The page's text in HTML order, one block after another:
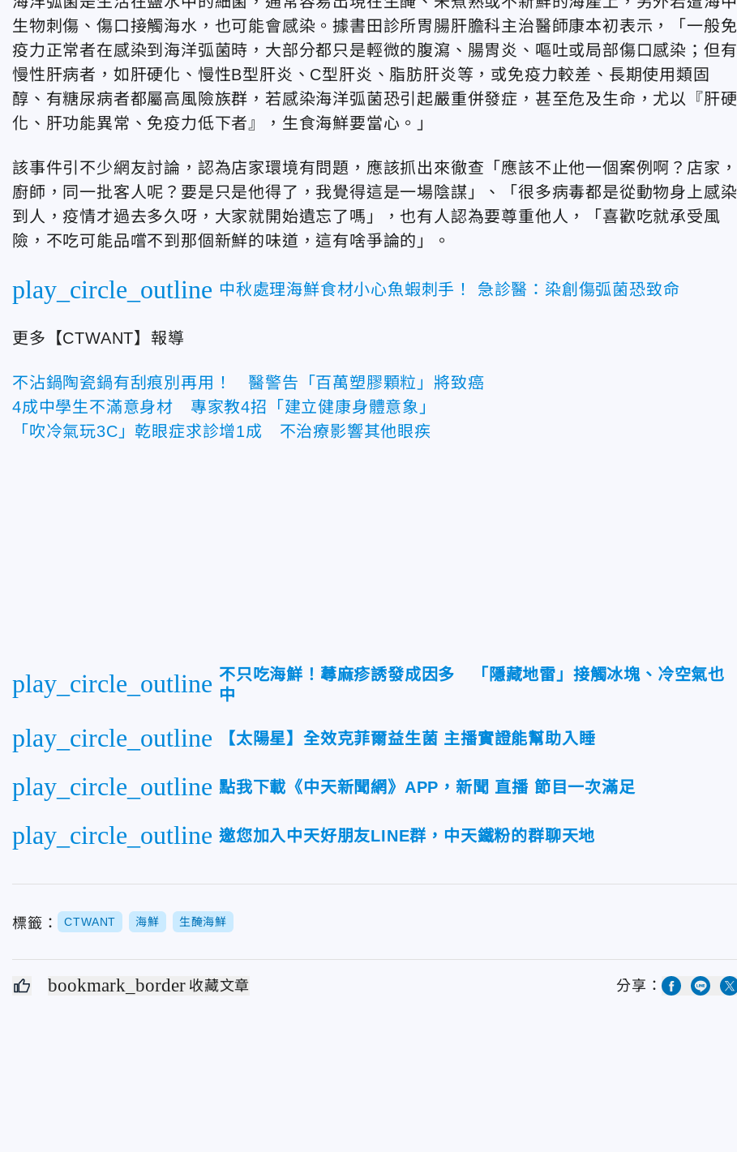
生物刺傷、傷口接觸海水，也可能會感染。據書田診所胃腸肝膽科主治醫師康本初表示，「一般免
疫力正常者在感染到海洋弧菌時，大部分都只是輕微的腹瀉、腸胃炎、嘔吐或局部傷口感染；但有
慢性肝病者，如肝硬化、慢性B型肝炎、C型肝炎、脂肪肝炎等，或免疫力較差、長期使用類固
醇、有糖尿病者都屬高風險族群，若感染海洋弧菌恐引起嚴重併發症，甚至危及生命，尤以『肝硬
化、肝功能異常、免疫力低下者』，生食海鮮要當心。」
該事件引不少網友討論，認為店家環境有問題，應該抓出來徹查「應該不止他一個案例啊？店家，
廚師，同一批客人呢？要是只是他得了，我覺得這是一場陰謀」、「很多病毒都是從動物身上感染
到人，疫情才過去多久呀，大家就開始遺忘了嗎」，也有人認為要尊重他人，「喜歡吃就承受風
險，不吃可能品嚐不到那個新鮮的味道，這有啥爭論的」。
play_circle_outline 中秋處理海鮮食材小心魚蝦刺手！ 急診醫：染創傷弧菌恐致命
更多【CTWANT】報導
不沾鍋陶瓷鍋有刮痕別再用！ 醫警告「百萬塑膠顆粒」將致癌
4成中學生不滿意身材 專家教4招「建立健康身體意象」
「吹冷氣玩3C」乾眼症求診增1成 不治療影響其他眼疾
play_circle_outline 不只吃海鮮！蕁麻疹誘發成因多 「隱藏地雷」接觸冰塊、冷空氣也
中
play_circle_outline 【太陽星】全效克菲爾益生菌 主播實證能幫助入睡
play_circle_outline 點我下載《中天新聞網》APP，新聞 直播 節目一次滿足
play_circle_outline 邀您加入中天好朋友LINE群，中天鐵粉的群聊天地
標籤： CTWANT 海鮮 生醃海鮮
bookmark_border 收藏文章 分享：